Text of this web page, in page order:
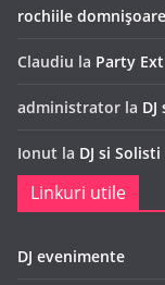
rochiile
Claudiu la Party
administrator la
Ionut la DJ si
Linkuri utile
DJ evenimente